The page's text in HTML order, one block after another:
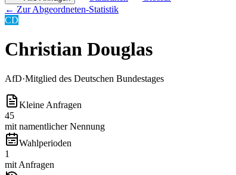
← Zur Abgeordneten-Statistik
CD
Christian Douglas
AfD·Mitglied des Deutschen Bundestages
Kleine Anfragen
45
mit namentlicher Nennung
Wahlperioden
1
mit Anfragen